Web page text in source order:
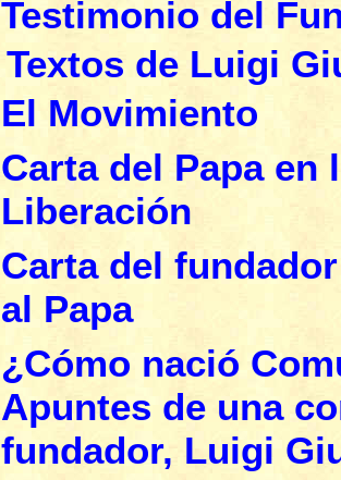
Testimonio del
Textos de Luigi
El Movimiento
Carta del Papa en
Liberación
Carta del
al Papa
¿Cómo nació
Apuntes de una
fundador, Luigi